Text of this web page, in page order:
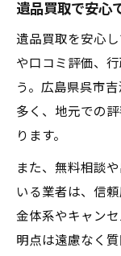
遺品買取で安心
遺品買取を安心
や口コミ評価、
う。広島県呉市
多く、地元での
ります。
また、無料相談
いる業者は、信
金体系やキャン
明点は遠慮なく質